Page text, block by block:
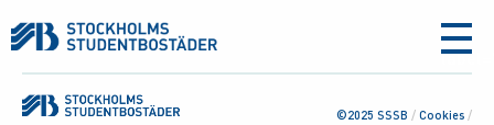
aria-
©2025 SSSB / Cookies /